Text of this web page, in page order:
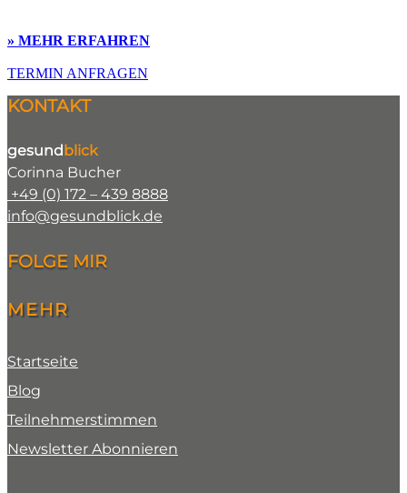
» MEHR ERFAHREN
TERMIN ANFRAGEN
KONTAKT
gesund blick
Corinna Bucher
+49 (0) 172 – 439 8888
info@gesundblick.de
FOLGE MIR
MEHR
Startseite
Blog
Teilnehmerstimmen
Newsletter Abonnieren